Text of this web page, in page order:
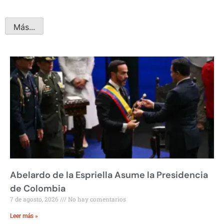
Más...
Abelardo de la Espriella Asume la Presidencia
de Colombia
7 de agosto, 2026 No hay comentarios
Leer más »